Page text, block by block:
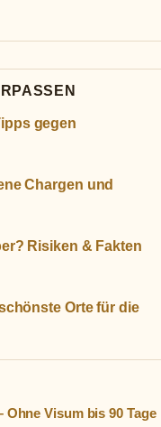
gegen
Chargen und
Risiken & Fakten
Orte für die
Visum bis 90 Tage